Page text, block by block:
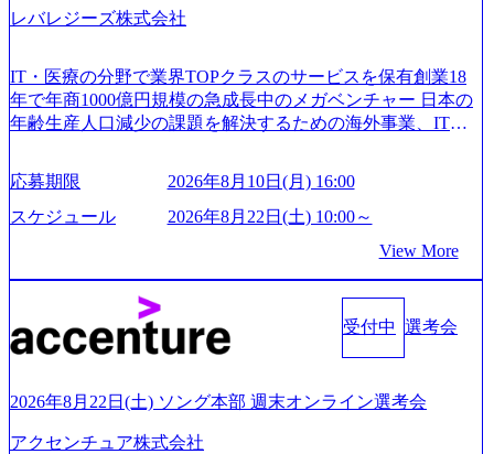
レバレジーズ株式会社
IT・医療の分野で業界TOPクラスのサービスを保有創業18
年で年商1000億円規模の急成長中のメガベンチャー 日本の
年齢生産人口減少の課題を解決するための海外事業、IT事
以上の事業を展開する オールインハウスの組織体制をとっ
ており社内で新しい事業開発などの人員調達できる 独立資
本経営をとっており、事業創造の自由度が高い https://storag
s/20240925162633_7242d0de-3e54-4f03-b076-00318d5c0dff_120
0x644.webp レバレジーズ株式会社 会社説明資料 (https://spea
kerdeck.com/leverages/leverages-hui-she-shao-jie-zi-liao-zhong-tu-
cai-yong-xiang-ke) 「働く人」「事業・サービス」「カルチャ
ー」など、レバレジーズのリアルを取り上げています！ (htt
「外国人留学生等受入環境整備事業委託業務」を受託 (http
s://prtimes.jp/main/html/rd/p/000000612.000010591.html) レバレ
ジーズ、モチベーション管理システム「NALYSYS」リリー
応募期限
2026年8月10日(月) 16:00
スケジュール
2026年8月22日(土) 10:00～
View More
受付中 選考会
2026年8月22日(土) ソング本部 週末オンライン選考会
アクセンチュア株式会社